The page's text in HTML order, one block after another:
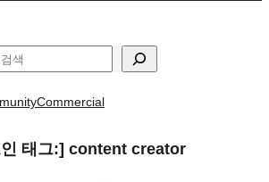
Commercial
태그:] content creator